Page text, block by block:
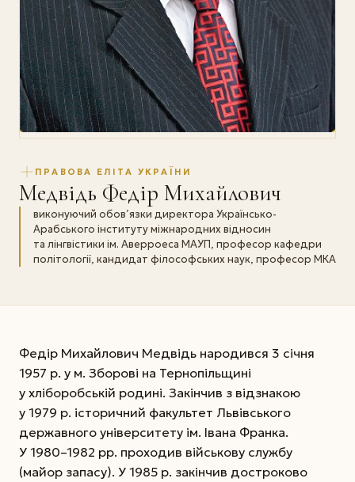
ПРАВОВА ЕЛІТА УКРАЇНИ
Медвідь Федір Михайлович
виконуючий обов’язки директора Українсько-
Арабського інституту міжнародних відносин
та лінгвістики ім. Аверроеса МАУП, професор кафедри
політології, кандидат філософських наук, професор МКА
Федір Михайлович Медвідь народився 3 січня
1957 р. у м. Зборові на Тернопільщині
у хліборобській родині. Закінчив з відзнакою
у 1979 р. історичний факультет Львівського
державного університету ім. Івана Франка.
У 1980–1982 рр. проходив військову службу
(майор запасу). У 1985 р. закінчив достроково